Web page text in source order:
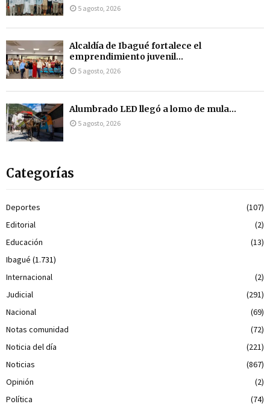
5 agosto, 2026
Alcaldía de Ibagué fortalece el
emprendimiento juvenil...
5 agosto, 2026
Alumbrado LED llegó a lomo de mula...
5 agosto, 2026
Categorías
Deportes
(107)
Editorial
(2)
Educación
(13)
Ibagué (1.731)
Internacional
(2)
Judicial
(291)
Nacional
(69)
Notas comunidad
(72)
Noticia del día
(221)
Noticias
(867)
Opinión
(2)
Política
(74)